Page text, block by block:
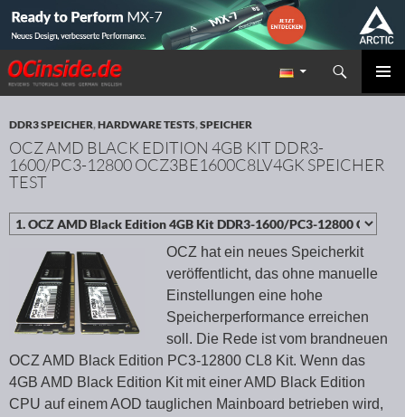
Redaktion ocinside.de PC Hardware Portal
Suchen
ZUM INHALT SPRINGEN
DDR3 SPEICHER,HARDWARE TESTS,SPEICHER
OCZ AMD BLACK EDITION 4GB KIT DDR3-
1600/PC3-12800 OCZ3BE1600C8LV4GK SPEICHER
TEST
OCZ hat ein neues Speicherkit
veröffentlicht, das ohne manuelle
Einstellungen eine hohe
Speicherperformance erreichen
soll. Die Rede ist vom brandneuen
OCZ AMD Black Edition PC3-12800 CL8 Kit. Wenn das
4GB AMD Black Edition Kit mit einer AMD Black Edition
CPU auf einem AOD tauglichen Mainboard betrieben wird,